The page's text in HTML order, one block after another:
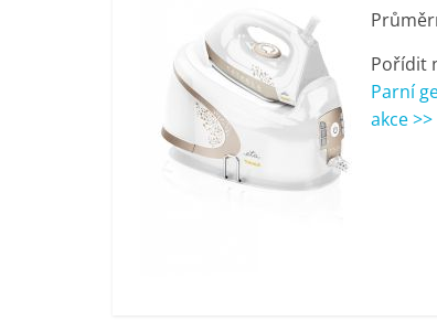
mobilní
telefony,
kávovary,
bazény
Pořídit
Parní
akce >>